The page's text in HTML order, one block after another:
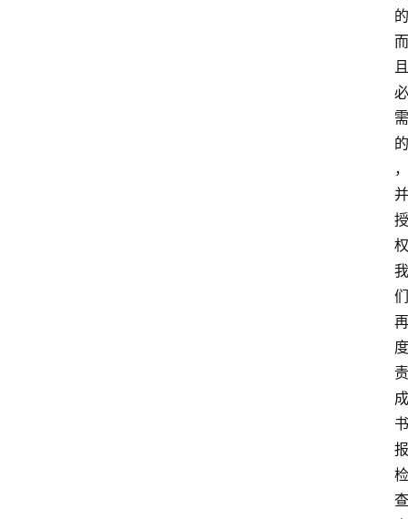
的
而
且
必
需
的
，
并
授
权
我
们
再
度
责
成
书
报
检
查